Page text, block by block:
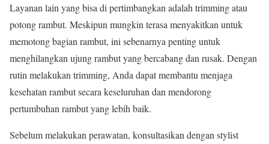
Layanan lain yang bisa di pertimbangkan adalah trimming atau
potong rambut. Meskipun mungkin terasa menyakitkan untuk
memotong bagian rambut, ini sebenarnya penting untuk
menghilangkan ujung rambut yang bercabang dan rusak. Dengan
rutin melakukan trimming, Anda dapat membantu menjaga
kesehatan rambut secara keseluruhan dan mendorong
pertumbuhan rambut yang lebih baik.
Sebelum melakukan perawatan, konsultasikan dengan stylist